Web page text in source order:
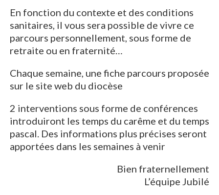
En fonction du contexte et des conditions
sanitaires, il vous sera possible de vivre ce
parcours personnellement, sous forme de
retraite ou en fraternité…
Chaque semaine, une fiche parcours proposée
sur le site web du diocèse
2 interventions sous forme de conférences
introduiront les temps du carême et du temps
pascal. Des informations plus précises seront
apportées dans les semaines à venir
Bien fraternellement
L’équipe Jubilé